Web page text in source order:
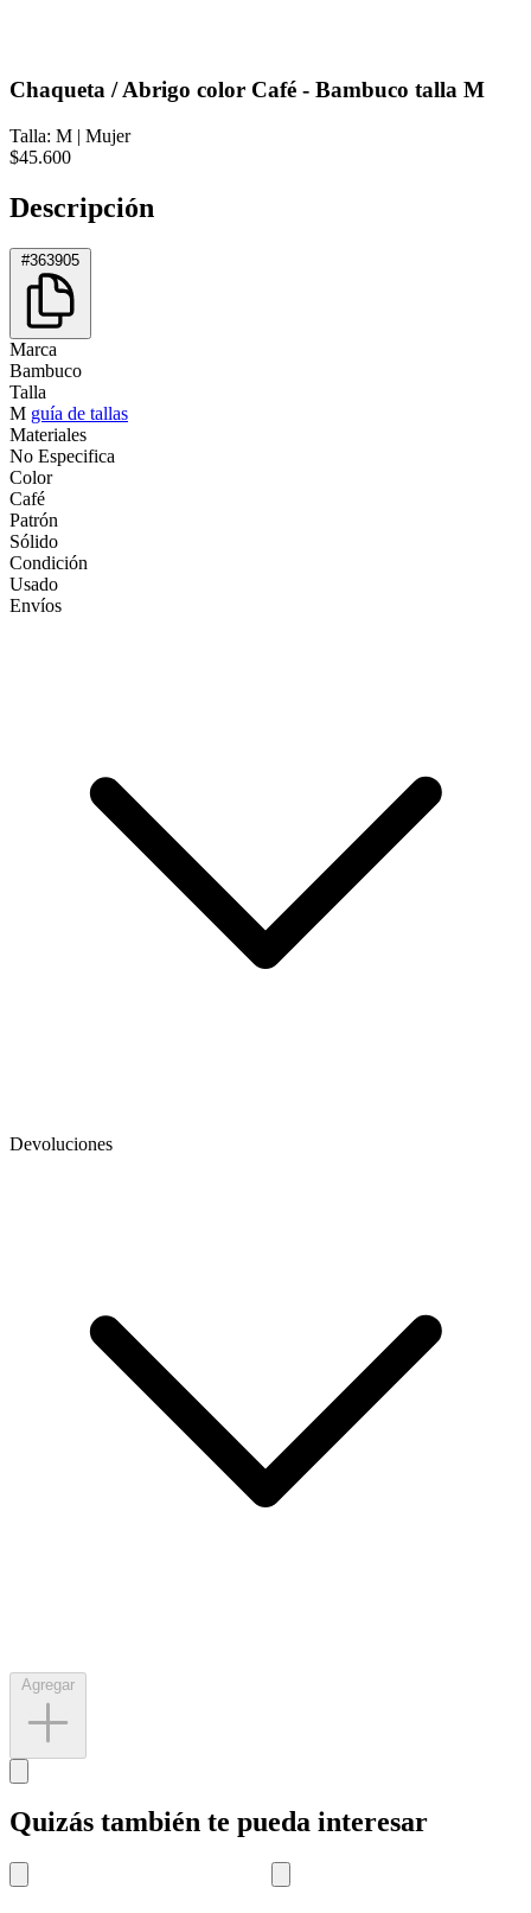
Chaqueta / Abrigo color Café - Bambuco talla M
Talla: M | Mujer
$45.600
Descripción
#363905
Marca
Bambuco
Talla
M guía de tallas
Materiales
No Especifica
Color
Café
Patrón
Sólido
Condición
Usado
Envíos
Devoluciones
Quizás también te pueda interesar